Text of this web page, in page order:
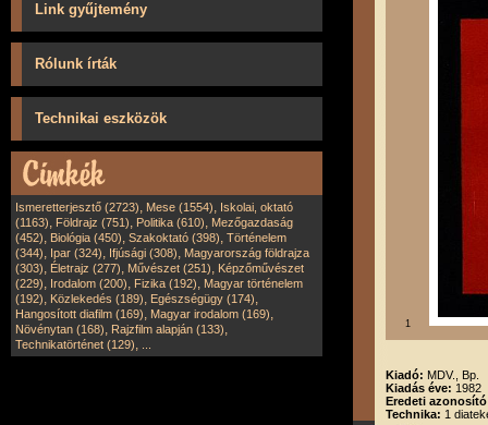
Link gyűjtemény
Rólunk írták
Technikai eszközök
Ismeretterjesztő (2723), Mese (1554), Iskolai, oktató
(1163), Földrajz (751), Politika (610), Mezőgazdaság
(452), Biológia (450), Szakoktató (398), Történelem
(344), Ipar (324), Ifjúsági (308), Magyarország földrajza
(303), Életrajz (277), Művészet (251), Képzőművészet
(229), Irodalom (200), Fizika (192), Magyar történelem
(192), Közlekedés (189), Egészségügy (174),
Hangosított diafilm (169), Magyar irodalom (169),
Növénytan (168), Rajzfilm alapján (133),
Technikatörténet (129),
1
Kiadó: MDV., Bp.
Kiadás éve: 1982
Eredeti
Technika: 1